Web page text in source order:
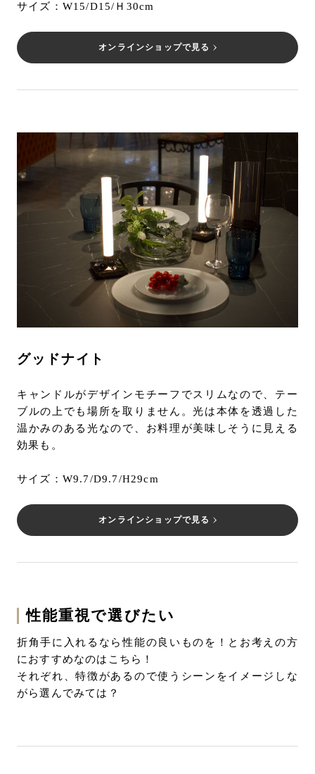
サイズ：W15/D15/Ｈ30cm
オンラインショップで見る
グッドナイト
キャンドルがデザインモチーフでスリムなので、テー
ブルの上でも場所を取りません。光は本体を透過した
温かみのある光なので、お料理が美味しそうに見える
効果も。
サイズ：W9.7/D9.7/H29cm
オンラインショップで見る
性能重視で選びたい
折角手に入れるなら性能の良いものを！とお考えの方
におすすめなのはこちら！
それぞれ、特徴があるので使うシーンをイメージしな
がら選んでみては？